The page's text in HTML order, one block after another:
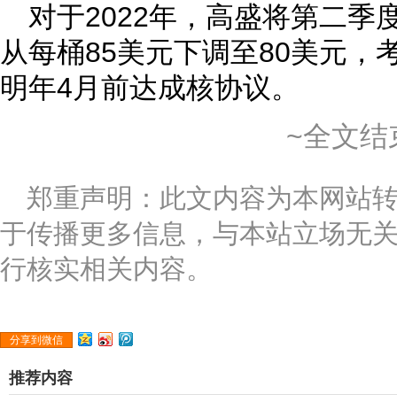
对于2022年，高盛将第二季
从每桶85美元下调至80美元，
明年4月前达成核协议。
~全文结
郑重声明：此文内容为本网站
于传播更多信息，与本站立场无
行核实相关内容。
分享到微信
推荐内容